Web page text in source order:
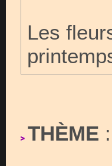
Les
THÈME :